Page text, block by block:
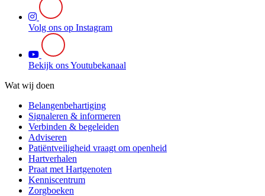
Volg ons op Instagram
Bekijk ons Youtubekanaal
Wat wij doen
Belangenbehartiging
Signaleren & informeren
Verbinden & begeleiden
Adviseren
Patiëntveiligheid vraagt om openheid
Hartverhalen
Praat met Hartgenoten
Kenniscentrum
Zorgboeken